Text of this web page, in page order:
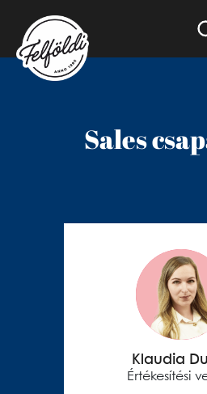
Sales
Klaudia
Értékesítési